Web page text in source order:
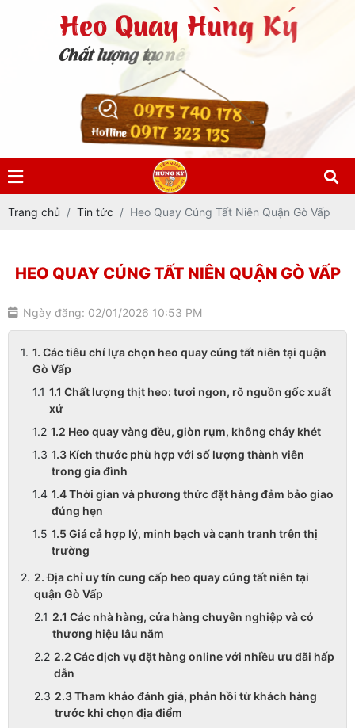
0975 740 178
Hotline0917 323 135
Trang chủ Tin tức Heo Quay Cúng Tất Niên Quận Gò Vấp
HEO QUAY CÚNG TẤT NIÊN QUẬN GÒ VẤP
Ngày đăng: 02/01/2026 10:53 PM
1. Các tiêu chí lựa chọn heo quay cúng tất niên tại quận
Gò Vấp
1.1 Chất lượng thịt heo: tươi ngon, rõ nguồn gốc xuất
xứ
1.2 Heo quay vàng đều, giòn rụm, không cháy khét
1.3 Kích thước phù hợp với số lượng thành viên
trong gia đình
1.4 Thời gian và phương thức đặt hàng đảm bảo giao
đúng hẹn
1.5 Giá cả hợp lý, minh bạch và cạnh tranh trên thị
trường
2. Địa chỉ uy tín cung cấp heo quay cúng tất niên tại
quận Gò Vấp
2.1 Các nhà hàng, cửa hàng chuyên nghiệp và có
thương hiệu lâu năm
2.2 Các dịch vụ đặt hàng online với nhiều ưu đãi hấp
dẫn
2.3 Tham khảo đánh giá, phản hồi từ khách hàng
trước khi chọn địa điểm